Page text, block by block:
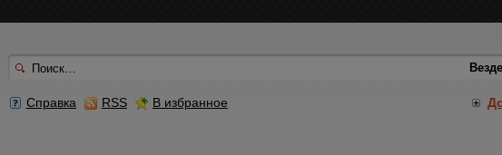
Справка RSS В избранное